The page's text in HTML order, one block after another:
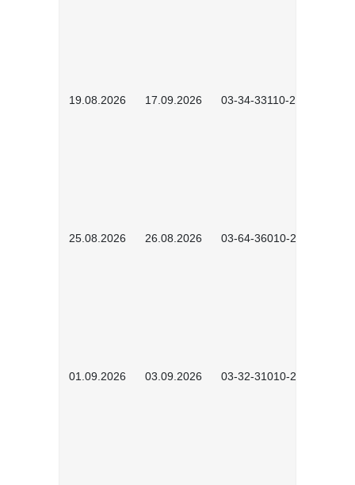
19.08.2026 17.09.2026 03-34-33110-2605
25.08.2026 26.08.2026 03-64-36010-2601
01.09.2026 03.09.2026 03-32-31010-2603